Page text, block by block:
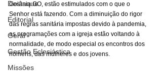
Destaque
Editorial
Geral
Gestão Eclesiástica
Missões
Goiânia GO, estão estimulados com o que o
Senhor está fazendo. Com a diminuição do rigor
das regras sanitária impostas devido à pandemia,
as programações com a igreja estão voltando à
normalidade, de modo especial os encontros dos
homens, das mulheres e dos jovens.